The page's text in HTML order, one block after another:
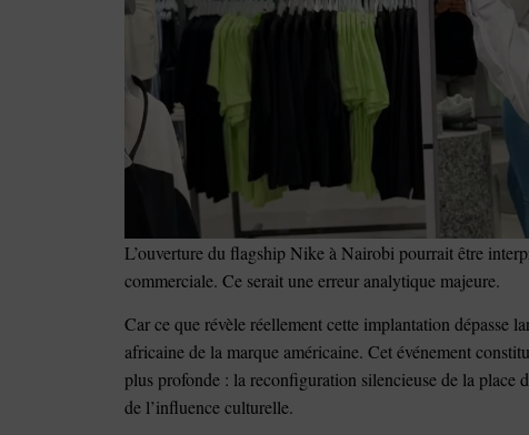
L’ouverture du flagship Nike à Nairobi pourrait être
commerciale. Ce serait une erreur analytique majeure.
Car ce que révèle réellement cette implantation dépasse
africaine de la marque américaine. Cet événement
plus profonde : la reconfiguration silencieuse de la place
de l’influence culturelle.